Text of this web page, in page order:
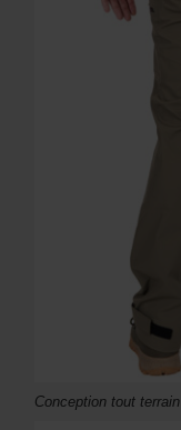
Conception tout terrain